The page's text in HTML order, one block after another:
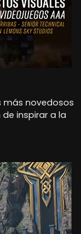
más novedosos
inspirar a la